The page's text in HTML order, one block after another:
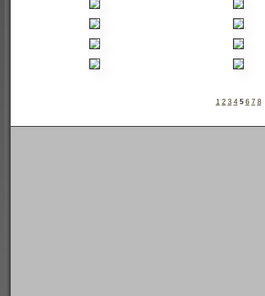
1 2 3 4 5 6 7 8